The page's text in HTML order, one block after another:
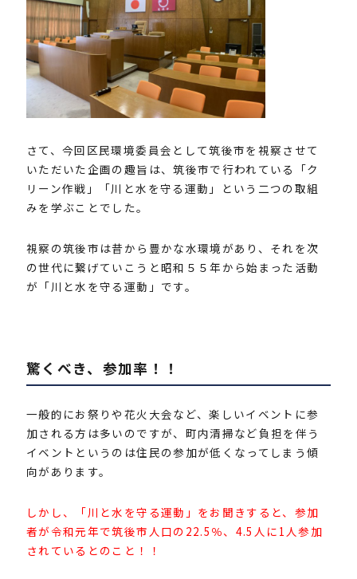
さて、今回区民環境委員会として筑後市を視察させて
いただいた企画の趣旨は、筑後市で行われている「ク
リーン作戦」「川と水を守る運動」という二つの取組
みを学ぶことでした。
視察の筑後市は昔から豊かな水環境があり、それを次
の世代に繋げていこうと昭和５５年から始まった活動
が「川と水を守る運動」です。
驚くべき、参加率！！
一般的にお祭りや花火大会など、楽しいイベントに参
加される方は多いのですが、町内清掃など負担を伴う
イベントというのは住民の参加が低くなってしまう傾
向があります。
しかし、「川と水を守る運動」をお聞きすると、参加
者が令和元年で筑後市人口の22.5％、4.5人に1人参加
されているとのこと！！